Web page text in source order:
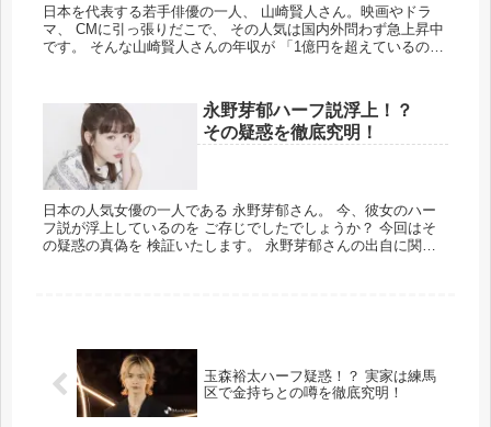
日本を代表する若手俳優の一人、 山崎賢人さん。映画やドラ
マ、 CMに引っ張りだこで、 その人気は国内外問わず急上昇中
です。 そんな山崎賢人さんの年収が 「1億円を超えているので
永野芽郁ハーフ説浮上！？
その疑惑を徹底究明！
日本の人気女優の一人である 永野芽郁さん。 今、彼女のハー
フ説が浮上しているのを ご存じでしたでしょうか？ 今回はそ
の疑惑の真偽を 検証いたします。 永野芽郁さんの出自に関す
玉森裕太ハーフ疑惑！？ 実家は練馬
区で金持ちとの噂を徹底究明！